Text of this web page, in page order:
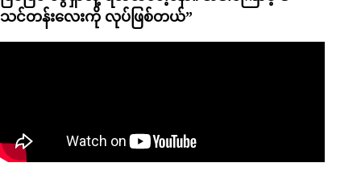
သင်တန်းလေးကို လုပ်ဖြစ်တယ်”